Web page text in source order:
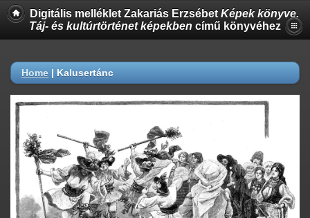
Digitális melléklet Zakariás Erzsébet Képek könyve.
Táj- és kultúrtörténet képekben című könyvéhez
Home | Kalusertánc